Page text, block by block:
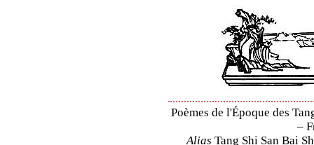
Poèmes de l'Époque des
–
Alias Tang Shi San Bai